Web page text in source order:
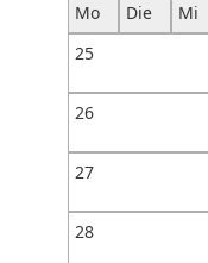
Mo Die Mi
25
26
27
28